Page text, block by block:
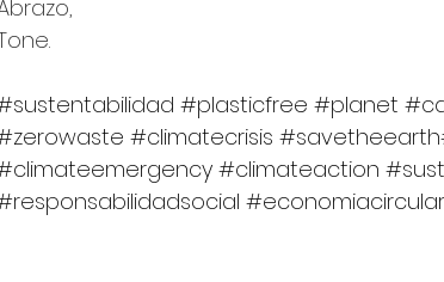
#plasticfree #planet
#climatecrisis #savetheearth
#climateaction
#economiacircular